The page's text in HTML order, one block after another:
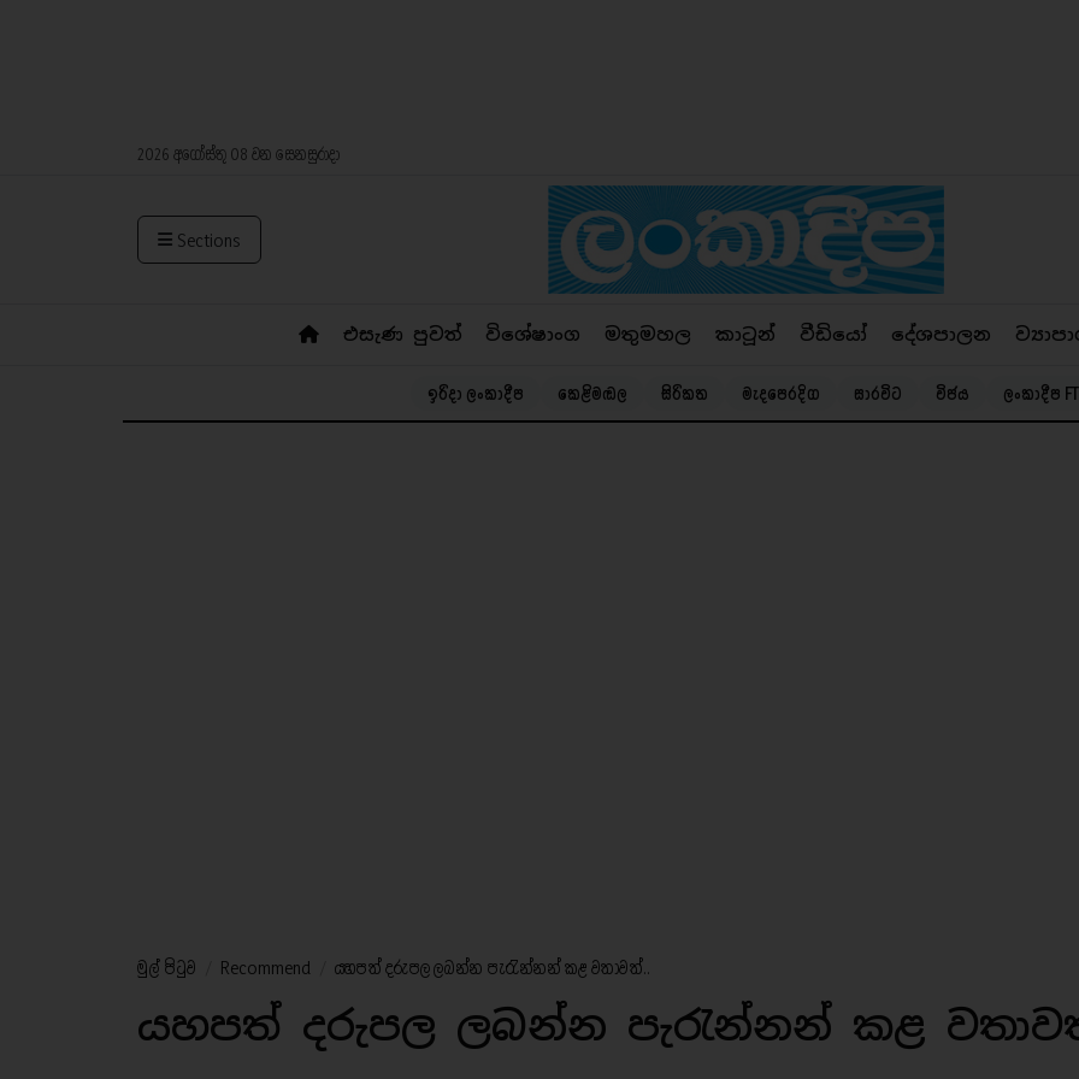
2026 අගෝස්තු 08 වන සෙනසුරාදා
Sections
එසැණ පුවත් විශේෂාංග මතුමහල කාටූන් වීඩියෝ දේශපාලන
ඉරිදා ලංකාදීප කෙළිමඬල සිරිකත මැදපෙරදිග සාරවිට විජය ලංකාදීප FT
මුල් පිටුව Recommend යහපත් දරුපල ලබන්න පැරැන්නන් කළ වතාවත්..
යහපත් දරුපල ලබන්න පැරැන්නන් කළ